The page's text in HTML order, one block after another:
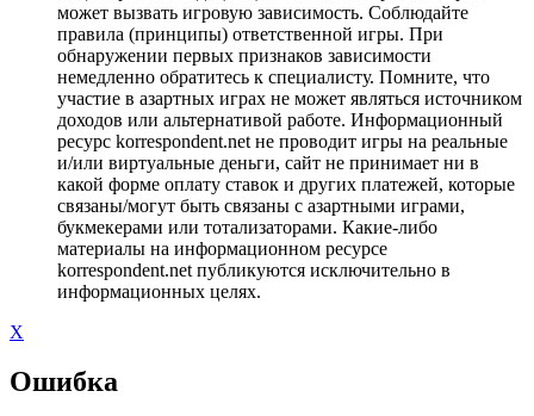
может вызвать игровую зависимость. Соблюдайте
правила (принципы) ответственной игры. При
обнаружении первых признаков зависимости
немедленно обратитесь к специалисту. Помните, что
участие в азартных играх не может являться источником
доходов или альтернативой работе. Информационный
ресурс korrespondent.net не проводит игры на реальные
и/или виртуальные деньги, сайт не принимает ни в
какой форме оплату ставок и других платежей, которые
связаны/могут быть связаны с азартными играми,
букмекерами или тотализаторами. Какие-либо
материалы на информационном ресурсе
korrespondent.net публикуются исключительно в
информационных целях.
X
Ошибка